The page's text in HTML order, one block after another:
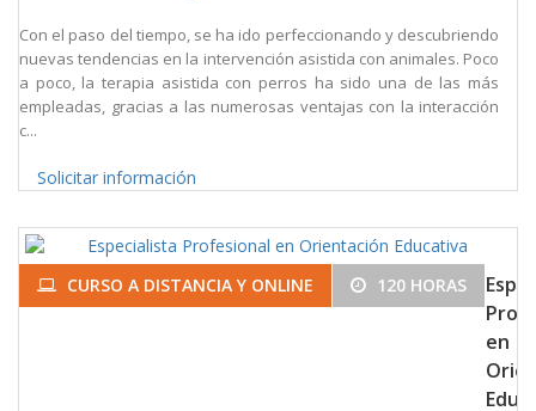
Con el paso del tiempo, se ha ido perfeccionando y descubriendo
nuevas tendencias en la intervención asistida con animales. Poco
a poco, la terapia asistida con perros ha sido una de las más
empleadas, gracias a las numerosas ventajas con la interacción
c...
Solicitar información
CURSO A DISTANCIA Y ONLINE 120 HORAS
en